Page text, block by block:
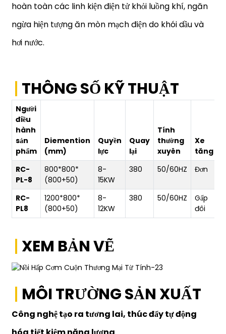
hoàn toàn các linh kiện điện tử khỏi luồng khí, ngăn
ngừa hiện tượng ăn mòn mạch điện do khói dầu và
hơi nước.
THÔNG SỐ KỸ THUẬT
Người
điều
hành
sản
phẩm
Diemention
(mm)
Quyền
lực
Quay
lại
Tính
thường
xuyên
Xe
tăng
RC-
PL-8
800*800*
(800+50)
8-
15KW
380 50/60HZ Đơn
RC-
PL8
1200*800*
(800+50)
8-
12KW
380 50/60HZ
Gấp
đôi
XEM BẢN VẼ
MÔI TRƯỜNG SẢN XUẤT
Công nghệ tạo ra tương lai, thúc đẩy tự động